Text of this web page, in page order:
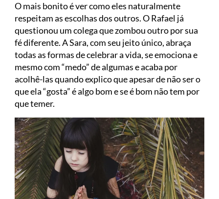
O mais bonito é ver como eles naturalmente
respeitam as escolhas dos outros. O Rafael já
questionou um colega que zombou outro por sua
fé diferente. A Sara, com seu jeito único, abraça
todas as formas de celebrar a vida, se emociona e
mesmo com “medo” de algumas e acaba por
acolhê-las quando explico que apesar de não ser o
que ela “gosta” é algo bom e se é bom não tem por
que temer.